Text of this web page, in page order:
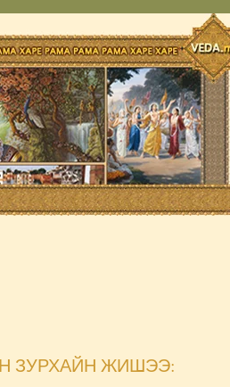
ЗУРХАЙН ЖИШЭЭ: